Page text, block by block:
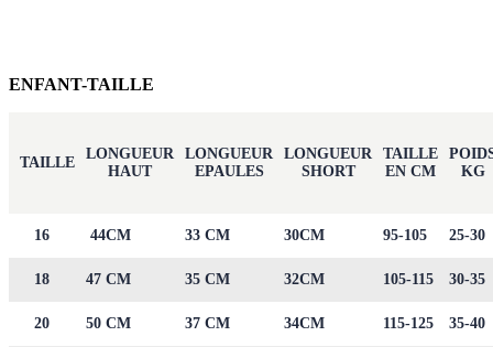
ENFANT-TAILLE
TAILLE
LONGUEUR
HAUT
LONGUEUR
EPAULES
LONGUEUR
SHORT
TAILLE
EN CM
KG
16 44CM 33 CM 30CM 95-105 25-30
18 47 CM 35 CM 32CM 105-115 30-35
20 50 CM 37 CM 34CM 115-125 35-40